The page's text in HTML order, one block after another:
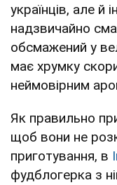
українців, але й
надзвичайно
обсмажений у
має хрумку
неймовірним
Як правильно
щоб вони не
приготування, в
фудблогерка з